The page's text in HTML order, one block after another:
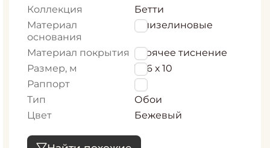
Коллекция
Бетти
Материал
основания
Флизелиновые
Материал покрытия горячее тиснение
Размер, м
1,06 х 10
Раппорт
0
Тип
Обои
Цвет
Бежевый